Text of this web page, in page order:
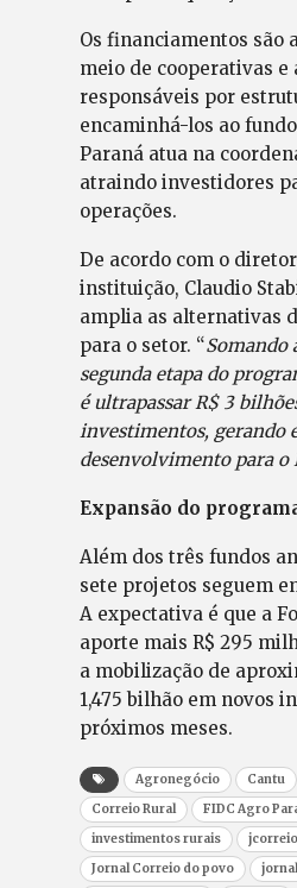
Os financiamentos são
meio de cooperativas
responsáveis por
encaminhá-los ao
Paraná atua na
atraindo investidores
operações.
De acordo com o
instituição, Claudio
amplia as alternativas
para o setor. “Somando
segunda etapa do
é ultrapassar R$ 3
investimentos, gerando
desenvolvimento para o
Expansão do
Além dos três fundos
sete projetos seguem
A expectativa é que a
aporte mais R$ 295
a mobilização de
1,475 bilhão em novos
próximos meses.
Agronegócio Cantu
Correio Rural
FIDC Agro
investimentos rurais
jcorreio
Jornal Correio do povo